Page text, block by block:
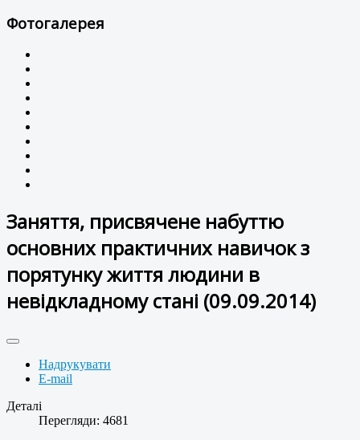
Фотогалерея
Заняття, присвячене набуттю
основних практичних навичок з
порятунку життя людини в
невідкладному стані (09.09.2014)
Надрукувати
E-mail
Деталі
Перегляди: 4681